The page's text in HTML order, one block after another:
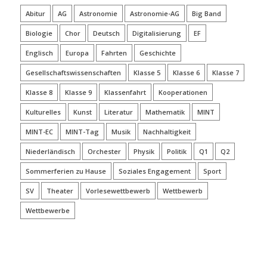
Abitur AG Astronomie Astronomie-AG Big Band
Biologie Chor Deutsch Digitalisierung EF
Englisch Europa Fahrten Geschichte
Gesellschaftswissenschaften Klasse 5 Klasse 6 Klasse 7
Klasse 8 Klasse 9 Klassenfahrt Kooperationen
Kulturelles Kunst Literatur Mathematik MINT
MINT-EC MINT-Tag Musik Nachhaltigkeit
Niederländisch Orchester Physik Politik Q1 Q2
Sommerferien zu Hause Soziales Engagement Sport
SV Theater Vorlesewettbewerb Wettbewerb
Wettbewerbe